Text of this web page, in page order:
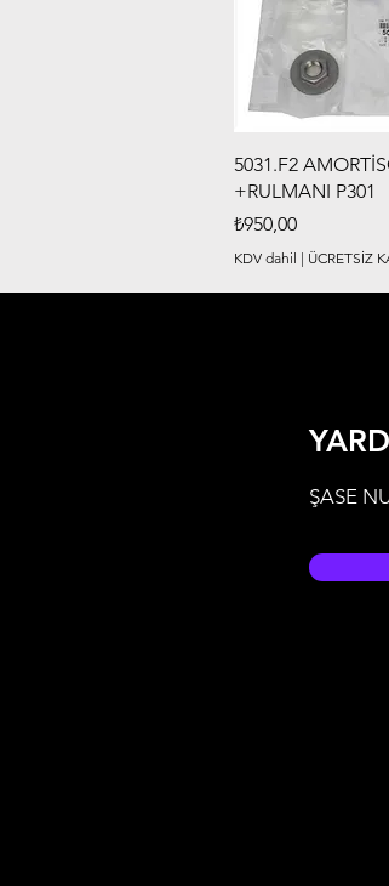
Hızlı
5031.F2
+RULMANI P301
Fiyat
₺950,00
KDV dahil | ÜCRETSİZ
ŞASE